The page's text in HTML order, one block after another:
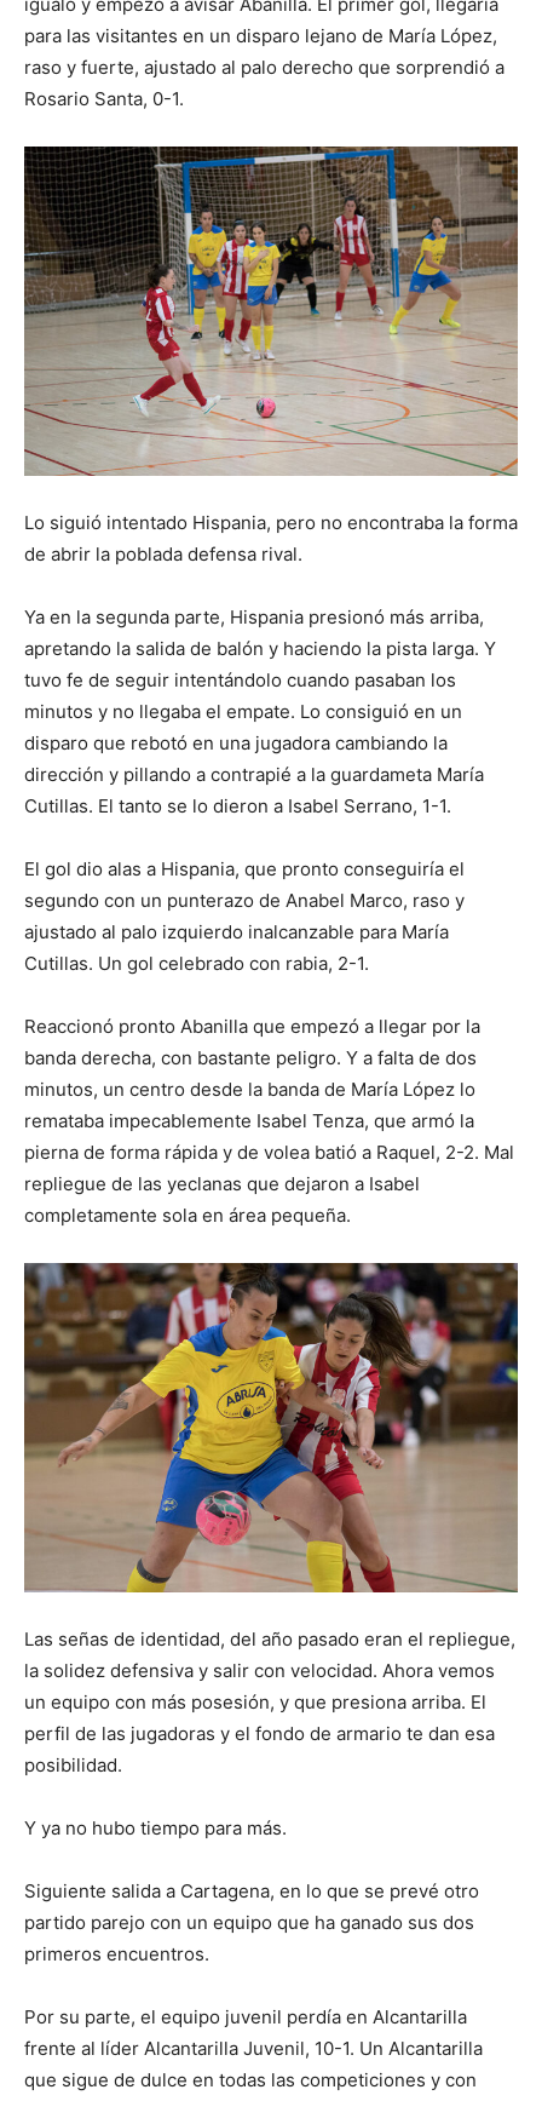
para las visitantes en un disparo lejano de María López,
raso y fuerte, ajustado al palo derecho que sorprendió a
Rosario Santa, 0-1.
Lo siguió intentado Hispania, pero no encontraba la forma
de abrir la poblada defensa rival.
Ya en la segunda parte, Hispania presionó más arriba,
apretando la salida de balón y haciendo la pista larga. Y
tuvo fe de seguir intentándolo cuando pasaban los
minutos y no llegaba el empate. Lo consiguió en un
disparo que rebotó en una jugadora cambiando la
dirección y pillando a contrapié a la guardameta María
Cutillas. El tanto se lo dieron a Isabel Serrano, 1-1.
El gol dio alas a Hispania, que pronto conseguiría el
segundo con un punterazo de Anabel Marco, raso y
ajustado al palo izquierdo inalcanzable para María
Cutillas. Un gol celebrado con rabia, 2-1.
Reaccionó pronto Abanilla que empezó a llegar por la
banda derecha, con bastante peligro. Y a falta de dos
minutos, un centro desde la banda de María López lo
remataba impecablemente Isabel Tenza, que armó la
pierna de forma rápida y de volea batió a Raquel, 2-2. Mal
repliegue de las yeclanas que dejaron a Isabel
completamente sola en área pequeña.
Las señas de identidad, del año pasado eran el repliegue,
la solidez defensiva y salir con velocidad. Ahora vemos
un equipo con más posesión, y que presiona arriba. El
perfil de las jugadoras y el fondo de armario te dan esa
posibilidad.
Y ya no hubo tiempo para más.
Siguiente salida a Cartagena, en lo que se prevé otro
partido parejo con un equipo que ha ganado sus dos
primeros encuentros.
Por su parte, el equipo juvenil perdía en Alcantarilla
frente al líder Alcantarilla Juvenil, 10-1. Un Alcantarilla
que sigue de dulce en todas las competiciones y con